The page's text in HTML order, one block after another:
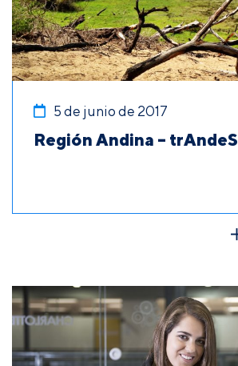
5 de junio de 2017
Región Andina – trAndeS